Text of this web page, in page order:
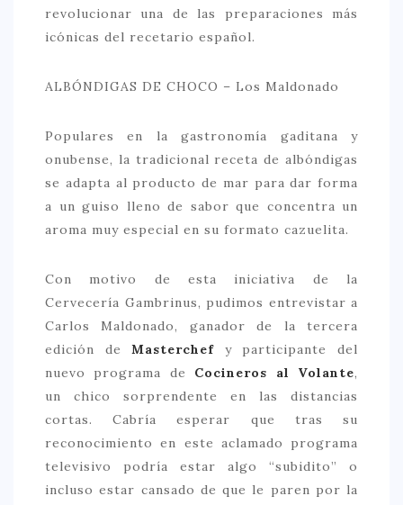
revolucionar una de las preparaciones más
icónicas del recetario español.
ALBÓNDIGAS DE CHOCO – Los Maldonado
Populares en la gastronomía gaditana y
onubense, la tradicional receta de albóndigas
se adapta al producto de mar para dar forma
a un guiso lleno de sabor que concentra un
aroma muy especial en su formato cazuelita.
Con motivo de esta iniciativa de la
Cervecería Gambrinus, pudimos entrevistar a
Carlos Maldonado, ganador de la tercera
edición deMasterchef y participante del
nuevo programa de Cocineros al Volante,
un chico sorprendente en las distancias
cortas. Cabría esperar que tras su
reconocimiento en este aclamado programa
televisivo podría estar algo “subidito” o
incluso estar cansado de que le paren por la